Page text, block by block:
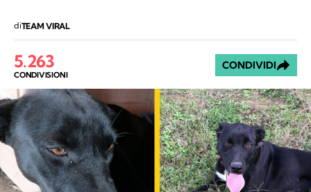
diTEAM VIRAL
5.263
CONDIVISIONI
CONDIVIDI